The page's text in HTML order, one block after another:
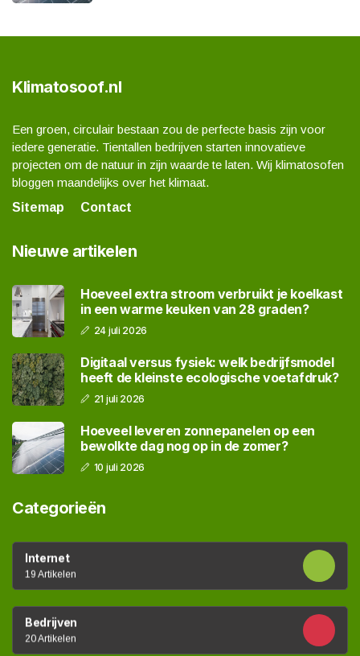
Klimatosoof.nl
Een groen, circulair bestaan zou de perfecte basis zijn voor
iedere generatie. Tientallen bedrijven starten innovatieve
projecten om de natuur in zijn waarde te laten. Wij klimatosofen
bloggen maandelijks over het klimaat.
Sitemap
Contact
Nieuwe artikelen
Hoeveel extra stroom verbruikt je koelkast
in een warme keuken van 28 graden?
24 juli 2026
Digitaal versus fysiek: welk bedrijfsmodel
heeft de kleinste ecologische voetafdruk?
21 juli 2026
Hoeveel leveren zonnepanelen op een
bewolkte dag nog op in de zomer?
10 juli 2026
Categorieën
Internet
19 Artikelen
Bedrijven
20 Artikelen